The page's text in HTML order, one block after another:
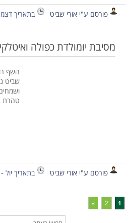
פורסם ע"י אורי שביט בתאריך דצמ - 1 -
מסיבת יומולדת כפולה
השף
שביט
טהרת
פורסם ע"י אורי שביט בתאריך יול - 17 - 2013
1
2
»